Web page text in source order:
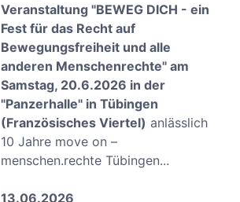
Veranstaltung "BEWEG DICH - ein
Fest für das Recht auf
Bewegungsfreiheit und alle
anderen Menschenrechte" am
Samstag, 20.6.2026 in der
"Panzerhalle" in Tübingen
(Französisches Viertel) anlässlich
10 Jahre move on –
menschen.rechte Tübingen...
13.06.2026